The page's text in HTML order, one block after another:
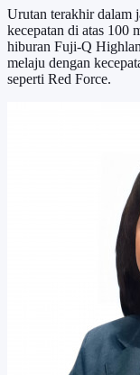
Urutan terakhir dalam
kecepatan di atas 100
hiburan Fuji-Q
melaju dengan
seperti Red Force.